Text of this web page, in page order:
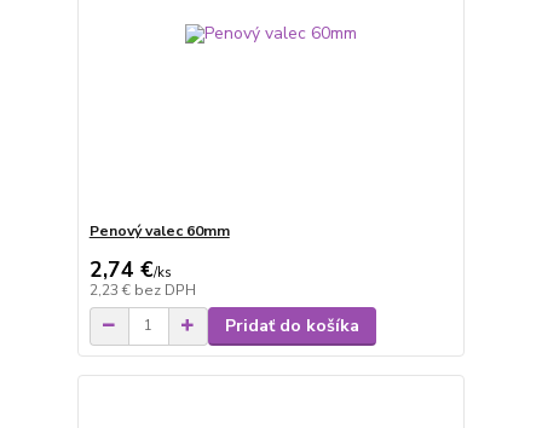
Penový valec 60mm
2,74 €/ks
2,23 € bez DPH
Pridať do košíka